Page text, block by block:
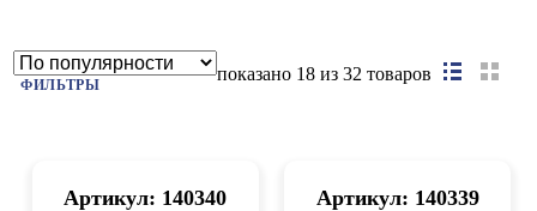
ФИЛЬТРЫ
показано 18 из 32 товаров
Артикул: 140340 Артикул: 140339